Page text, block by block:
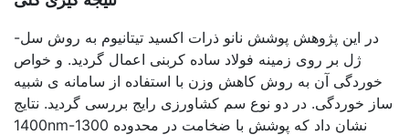
در این پژوهش پوشش نانو ذرات اکسید تیتانیوم به روش سل-
ژل بر روی زمینه فولاد ساده کربنی اعمال گردید. و خواص
خوردگی آن به روش کاهش وزن با استفاده از سامانه ی شبیه
ساز خوردگی. در دو نوع سم کشاورزی رایج بررسی گردید. نتایج
نشان داد که پوشش با ضخامت در محدوده 1400nm-1300